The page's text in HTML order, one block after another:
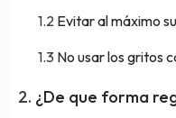
Evitar al máximo
No usar los gritos
¿De que forma